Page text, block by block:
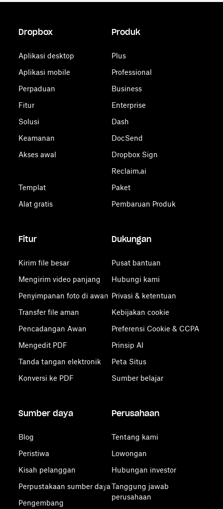
Dropbox
Aplikasi desktop
Aplikasi mobile
Perpaduan
Fitur
Solusi
Keamanan
Akses awal
Templat
Alat gratis
Produk
Plus
Professional
Business
Enterprise
Dash
DocSend
Dropbox Sign
Reclaim.ai
Paket
Pembaruan Produk
Fitur
Kirim file besar
Mengirim video panjang
Penyimpanan foto di awan
Transfer file aman
Pencadangan Awan
Mengedit PDF
Tanda tangan elektronik
Konversi ke PDF
Dukungan
Pusat bantuan
Hubungi kami
Privasi & ketentuan
Kebijakan cookie
Preferensi Cookie & CCPA
Prinsip AI
Peta Situs
Sumber belajar
Sumber daya
Blog
Peristiwa
Kisah pelanggan
Perpustakaan sumber daya
Pengembang
Perusahaan
Tentang kami
Lowongan
Hubungan investor
Tanggung jawab
perusahaan